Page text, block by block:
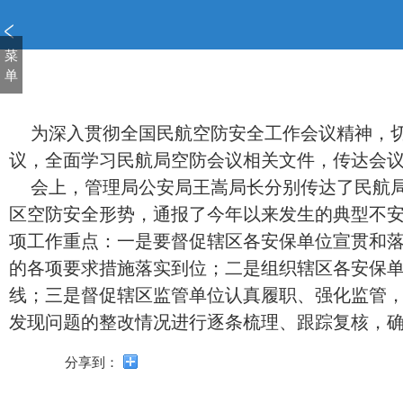
菜
单
为深入贯彻全国民航空防安全工作会议精神，
议，全面学习民航局空防会议相关文件，传达会
会上，管理局公安局王嵩局长分别传达了民航
区空防安全形势，通报了今年以来发生的典型不
项工作重点：一是要督促辖区各安保单位宣贯和
的各项要求措施落实到位；二是组织辖区各安保
线；三是督促辖区监管单位认真履职、强化监管
发现问题的整改情况进行逐条梳理、跟踪复核，
分享到：
窗
口
打
碍
说
页
面,
按
Alt
加
波
浪